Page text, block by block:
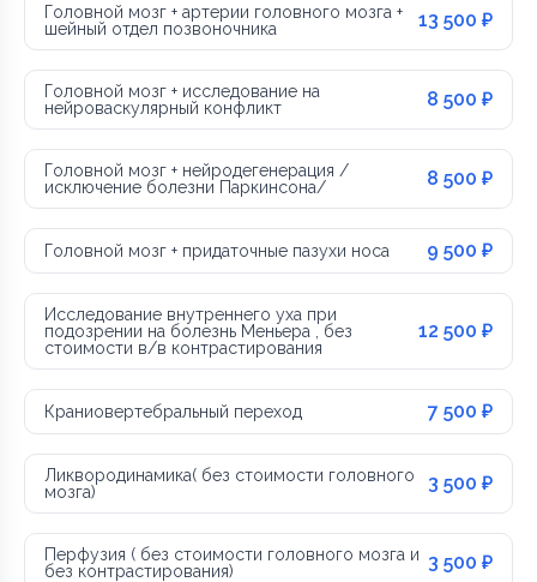
Головной мозг + артерии головного мозга +
шейный отдел позвоночника
13 500 ₽
Головной мозг + исследование на
нейроваскулярный конфликт
8 500 ₽
Головной мозг + нейродегенерация /
исключение болезни Паркинсона/
8 500 ₽
Головной мозг + придаточные пазухи носа 9 500 ₽
Исследование внутреннего уха при
подозрении на болезнь Меньера , без
стоимости в/в контрастирования
12 500 ₽
Краниовертебральный переход 7 500 ₽
Ликвородинамика( без стоимости головного
мозга)
3 500 ₽
Перфузия ( без стоимости головного мозга и
без контрастирования)
3 500 ₽